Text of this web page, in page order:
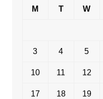
M T W
3 4 5
10 11 12
17 18 19